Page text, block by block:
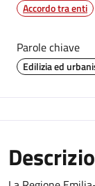
Accordo tra enti
Parole chiave
Edilizia ed